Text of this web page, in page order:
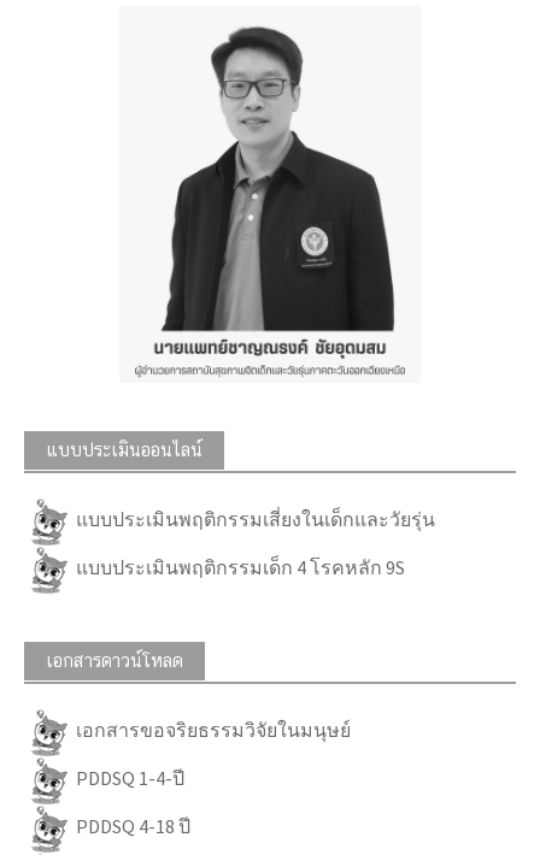
แบบประเมินออนไลน์
แบบประเมินพฤติกรรมเสี่ยงในเด็กและวัยรุ่น
แบบประเมินพฤติกรรมเด็ก 4 โรคหลัก 9S
เอกสารดาวน์โหลด
เอกสารขอจริยธรรมวิจัยในมนุษย์
PDDSQ 1-4-ปี
PDDSQ 4-18 ปี